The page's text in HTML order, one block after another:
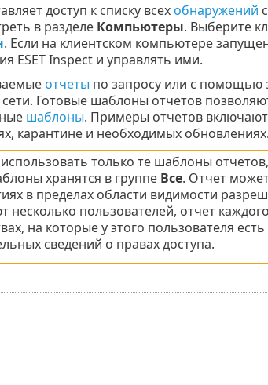
доступ к списку всехобнаружений
в разделе Компьютеры. Выберите
. Если на клиентском компьютере
ESET Inspect и управлять ими.
отчеты по запросу или с помощью
Готовые шаблоны отчетов
шаблоны. Примеры отчетов
карантине и необходимых обновлениях.
только те шаблоны
хранятся в группе Все. Отчет
в пределах области видимости
несколько пользователей, отчет
на которые у этого пользователя
сведений о правах доступа.